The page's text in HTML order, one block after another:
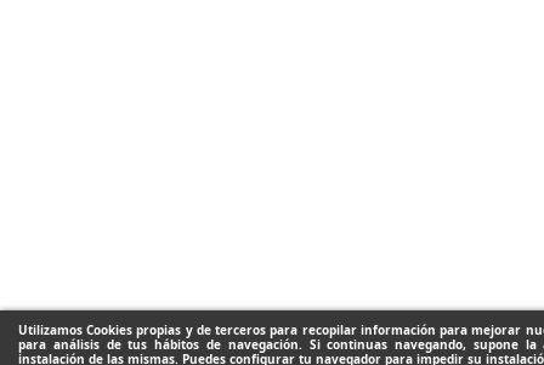
Utilizamos Cookies propias y de terceros para recopilar información para mejorar
para análisis de tus hábitos de navegación. Si continuas navegando, supone la
instalación de las mismas. Puedes configurar tu navegador para impedir su